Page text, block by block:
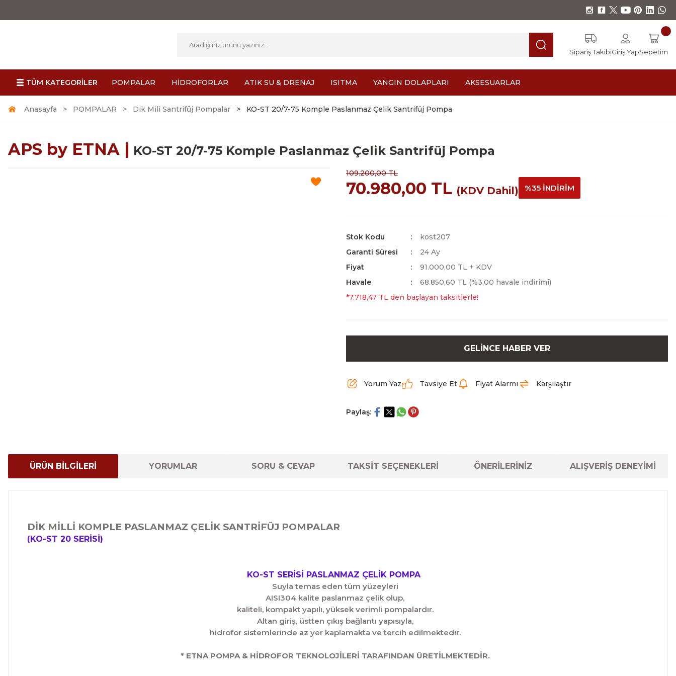
Sipariş TakibiGiriş YapSepetim
TÜM KATEGORİLER POMPALAR HİDROFORLAR ATIK SU & DRENAJ ISITMA YANGIN DOLAPLARI AKSESUARLAR
Anasayfa POMPALAR Dik Mili Santrifüj Pompalar KO-ST 20/7-75 Komple Paslanmaz Çelik Santrifüj Pompa
APS by ETNA | KO-ST 20/7-75 Komple Paslanmaz Çelik Santrifüj Pompa
109.200,00 TL
70.980,00 TL (KDV Dahil) %35 İNDİRİM
Stok Kodu
kost207
Garanti Süresi
24 Ay
Fiyat
91.000,00 TL + KDV
Havale
68.850,60 TL (%3,00 havale indirimi)
*7.718,47 TL den başlayan taksitlerle!
GELİNCE HABER VER
Yorum Yaz Tavsiye Et Fiyat Alarmı Karşılaştır
Paylaş:
ÜRÜN BİLGİLERİ YORUMLAR SORU & CEVAP TAKSİT SEÇENEKLERİ ÖNERİLERİNİZ ALIŞVERİŞ DENEYİMİ
DİK MİLLİ KOMPLE PASLANMAZ ÇELİK SANTRİFÜJ POMPALAR
(KO-ST 20 SERİSİ)
KO-ST SERİSİ PASLANMAZ ÇELİK POMPA
Suyla temas eden tüm yüzeyleri
AISI304 kalite paslanmaz çelik olup,
kaliteli, kompakt yapılı, yüksek verimli pompalardır.
Altan giriş, üstten çıkış bağlantı yapısıyla,
hidrofor sistemlerinde az yer kaplamakta ve tercih edilmektedir.
* ETNA POMPA & HİDROFOR TEKNOLOJİLERİ TARAFINDAN ÜRETİLMEKTEDİR.